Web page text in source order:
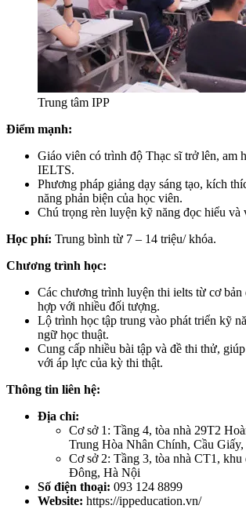
Trung tâm IPP
Điểm mạnh:
Giáo viên có trình độ Thạc sĩ trở lên, am
IELTS.
Phương pháp giảng dạy sáng tạo, kích
năng phản biện của học viên.
Chú trọng rèn luyện kỹ năng đọc hiểu và
Học phí: Trung bình từ 7 – 14 triệu/ khóa.
Chương trình học:
Các chương trình luyện thi ielts từ cơ bản
hợp với nhiều đối tượng.
Lộ trình học tập trung vào phát triển kỹ
ngữ học thuật.
Cung cấp nhiều bài tập và đề thi thử,
với áp lực của kỳ thi thật.
Thông tin liên hệ:
Địa chỉ:
Cơ sở 1: Tầng 4, tòa nhà 29T2
Trung Hòa Nhân Chính, Cầu
Cơ sở 2: Tầng 3, tòa nhà CT1,
Đông, Hà Nội
Số điện thoại: 093 124 8899
Website: https://ippeducation.vn/